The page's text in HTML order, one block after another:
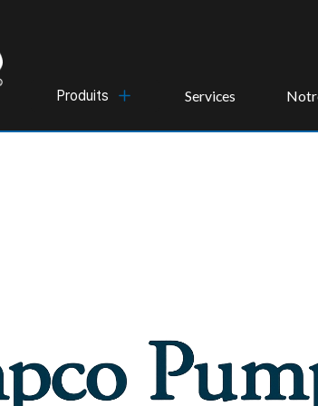
Produits Services